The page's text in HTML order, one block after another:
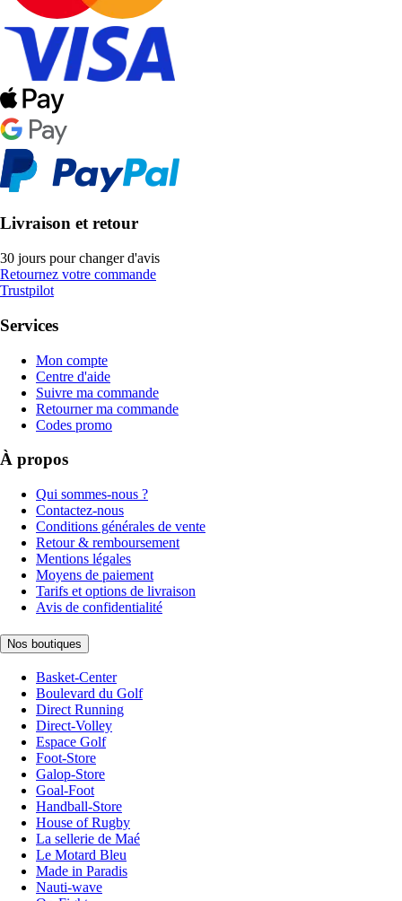
Livraison et retour
30 jours pour changer d'avis
Retournez votre commande
Trustpilot
Services
Mon compte
Centre d'aide
Suivre ma commande
Retourner ma commande
Codes promo
À propos
Qui sommes-nous ?
Contactez-nous
Conditions générales de vente
Retour & remboursement
Mentions légales
Moyens de paiement
Tarifs et options de livraison
Avis de confidentialité
Nos boutiques
Basket-Center
Boulevard du Golf
Direct Running
Direct-Volley
Espace Golf
Foot-Store
Galop-Store
Goal-Foot
Handball-Store
House of Rugby
La sellerie de Maé
Le Motard Bleu
Made in Paradis
Nauti-wave